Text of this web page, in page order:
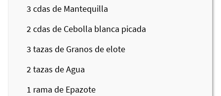
3 cdas de Mantequilla
2cdas de Cebolla blanca picada
3 tazas de Granos de elote
2tazas de Agua
1 rama de Epazote